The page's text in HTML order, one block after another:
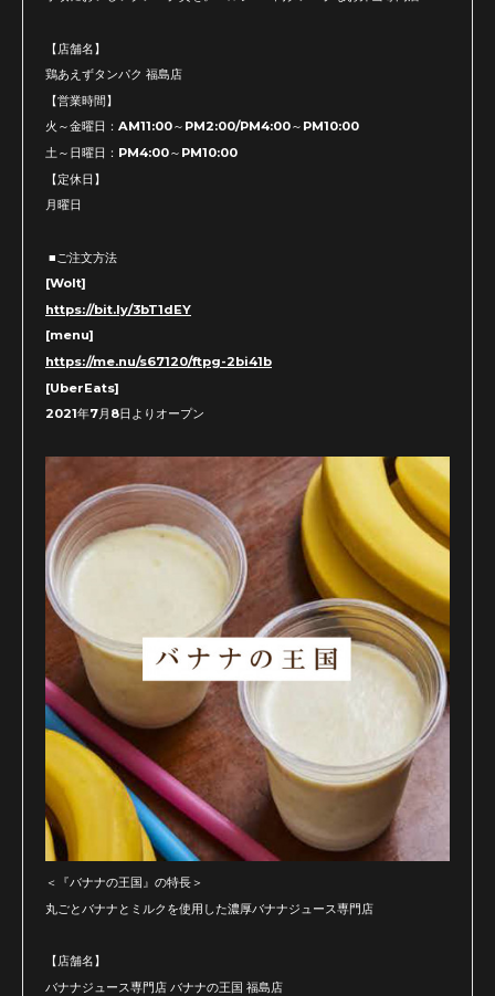
【店舗名】
鶏あえずタンパク 福島店
【営業時間】
火～金曜日：AM11:00～PM2:00/PM4:00～PM10:00
土～日曜日：PM4:00～PM10:00
【定休日】
月曜日
■ご注文方法
[Wolt]
https://bit.ly/3bT1dEY
[menu]
https://me.nu/s67120/ftpg-2bi41b
[UberEats]
2021年7月8日よりオープン
＜『バナナの王国』の特長＞
丸ごとバナナとミルクを使用した濃厚バナナジュース専門店
【店舗名】
バナナジュース専門店 バナナの王国 福島店